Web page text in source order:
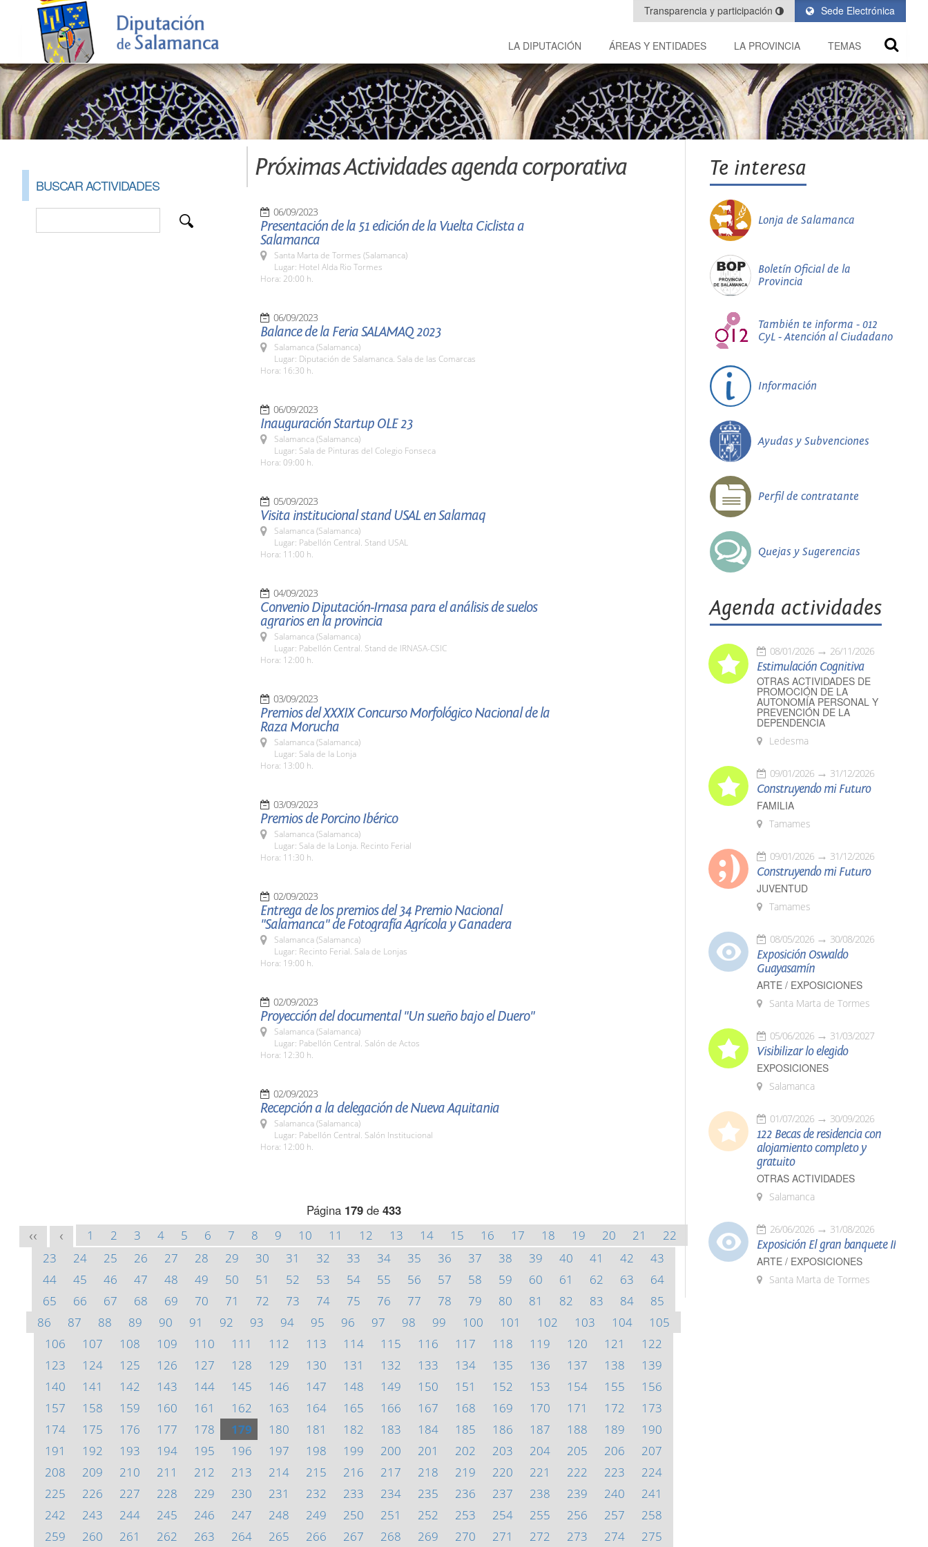
Sede Electrónica
Transparencia y participación
LA DIPUTACIÓN ÁREAS Y ENTIDADES LA PROVINCIA TEMAS
BUSCAR ACTIVIDADES
Próximas Actividades agenda corporativa
06/09/2023
Presentación de la 51 edición de la Vuelta Ciclista a
Salamanca
Santa Marta de Tormes (Salamanca)
Lugar: Hotel Alda Rio Tormes
Hora: 20:00 h.
06/09/2023
Balance de la Feria SALAMAQ 2023
Salamanca (Salamanca)
Lugar: Diputación de Salamanca. Sala de las Comarcas
Hora: 16:30 h.
06/09/2023
Inauguración Startup OLE 23
Salamanca (Salamanca)
Lugar: Sala de Pinturas del Colegio Fonseca
Hora: 09:00 h.
05/09/2023
Visita institucional stand USAL en Salamaq
Salamanca (Salamanca)
Lugar: Pabellón Central. Stand USAL
Hora: 11:00 h.
04/09/2023
Convenio Diputación-Irnasa para el análisis de suelos
agrarios en la provincia
Salamanca (Salamanca)
Lugar: Pabellón Central. Stand de IRNASA-CSIC
Hora: 12:00 h.
03/09/2023
Premios del XXXIX Concurso Morfológico Nacional de la
Raza Morucha
Salamanca (Salamanca)
Lugar: Sala de la Lonja
Hora: 13:00 h.
03/09/2023
Premios de Porcino Ibérico
Salamanca (Salamanca)
Lugar: Sala de la Lonja. Recinto Ferial
Hora: 11:30 h.
02/09/2023
Entrega de los premios del 34 Premio Nacional
"Salamanca" de Fotografía Agrícola y Ganadera
Salamanca (Salamanca)
Lugar: Recinto Ferial. Sala de Lonjas
Hora: 19:00 h.
02/09/2023
Proyección del documental "Un sueño bajo el Duero"
Salamanca (Salamanca)
Lugar: Pabellón Central. Salón de Actos
Hora: 12:30 h.
02/09/2023
Recepción a la delegación de Nueva Aquitania
Salamanca (Salamanca)
Lugar: Pabellón Central. Salón Institucional
Hora: 12:00 h.
Página 179de 433
<< < 1 2 3 4 5 6 7 8 9 10 11 12 13 14 15 16 17 18 19 20 21
22
23
24 25 26 27 28 29 30 31 32 33 34 35 36 37 38 39 40 41 42
43
44
45 46 47 48 49 50 51 52 53 54 55 56 57 58 59 60 61 62 63
64
65
66 67 68 69 70 71 72 73 74 75 76 77 78 79 80 81 82 83 84
85
86
87 88 89 90 91 92 93 94 95 96 97 98 99 100 101 102 103 104
105
106
107 108 109 110 111 112 113 114 115 116 117 118 119 120 121
122
123
124 125 126 127 128 129 130 131 132 133 134 135 136 137 138
139
140
141 142 143 144 145 146 147 148 149 150 151 152 153 154 155
156
157
158 159 160 161 162 163 164 165 166 167 168 169 170 171 172
173
174
175 176 177 178 179 180 181 182 183 184 185 186 187 188 189
190
191
192 193 194 195 196 197 198 199 200 201 202 203 204 205 206
207
208
209 210 211 212 213 214 215 216 217 218 219 220 221 222 223
224
225
226 227 228 229 230 231 232 233 234 235 236 237 238 239 240
241
242
243 244 245 246 247 248 249 250 251 252 253 254 255 256 257
258
259
260 261 262 263 264 265 266 267 268 269 270 271 272 273 274 275
Te interesa
Lonja de Salamanca
Boletín Oficial de la
Provincia
También te informa - 012
CyL - Atención al Ciudadano
Información
Ayudas y Subvenciones
Perfil de contratante
Quejas y Sugerencias
Agenda actividades
08/01/2026 26/11/2026
Estimulación Cognitiva
OTRAS ACTIVIDADES DE
PROMOCIÓN DE LA
AUTONOMÍA PERSONAL Y
PREVENCIÓN DE LA
DEPENDENCIA
Ledesma
09/01/2026 31/12/2026
Construyendo mi Futuro
FAMILIA
Tamames
09/01/2026 31/12/2026
Construyendo mi Futuro
JUVENTUD
Tamames
08/05/2026 30/08/2026
Exposición Oswaldo
Guayasamín
ARTE / EXPOSICIONES
Santa Marta de Tormes
05/06/2026 31/03/2027
Visibilizar lo elegido
EXPOSICIONES
Salamanca
01/07/2026 30/09/2026
122 Becas de residencia con
alojamiento completo y
gratuito
OTRAS ACTIVIDADES
Salamanca
26/06/2026 31/08/2026
Exposición El gran banquete II
ARTE / EXPOSICIONES
Santa Marta de Tormes